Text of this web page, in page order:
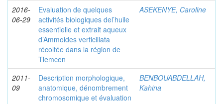
2016-
06-29
Evaluation de quelques
activités biologiques del’huile
essentielle et extrait aqueux
d’Ammoides verticillata
récoltée dans la région de
Tlemcen
ASEKENYE, Caroline
2011-
09
Description morphologique,
anatomique, dénombrement
chromosomique et évaluation
BENBOUABDELLAH,
Kahina